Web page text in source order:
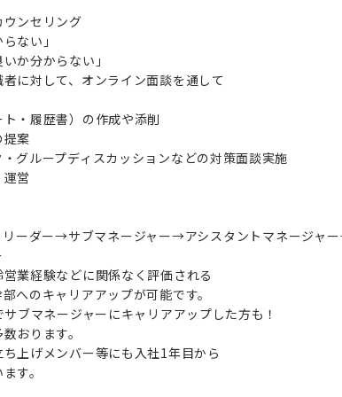
ウンセリング
ない」
か分からない」
に対して、オンライン面談を通して
・履歴書）の作成や添削
提案
グループディスカッションなどの対策面談実施
営
ーダー→サブマネージャー→アシスタントマネージャ
業経験などに関係なく評価される
へのキャリアアップが可能です。
ブマネージャーにキャリアアップした方も！
おります。
上げメンバー等にも入社1年目から
す。